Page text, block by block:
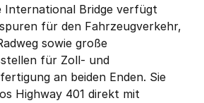
International Bridge verfügt
für den Fahrzeugverkehr,
sowie große
für Zoll- und
an beiden Enden. Sie
Highway 401 direkt mit